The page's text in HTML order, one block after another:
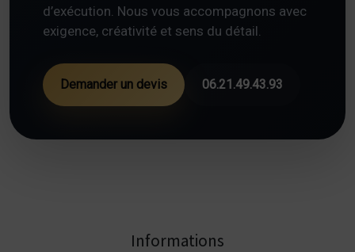
d’exécution. Nous vous accompagnons avec
exigence, créativité et sens du détail.
Demander un devis 06.21.49.43.93
Informations